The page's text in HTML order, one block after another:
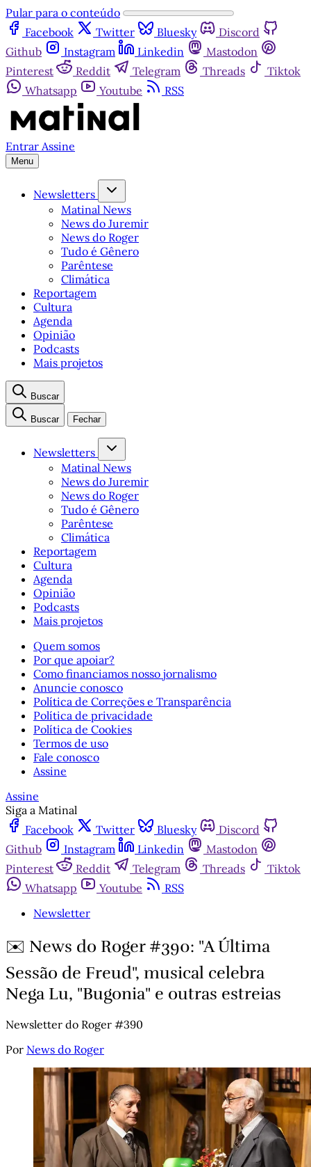
Pular para o conteúdo
Facebook
Twitter Bluesky
Discord
Github
Instagram Linkedin
Mastodon
Pinterest
Reddit Telegram Threads
Tiktok
Whatsapp
Youtube RSS
Entrar Assine
Menu
Newsletters
Matinal News
News do Juremir
News do Roger
Tudo é Gênero
Parêntese
Climática
Reportagem
Cultura
Agenda
Opinião
Podcasts
Mais projetos
Buscar
Buscar Fechar
Newsletters
Matinal News
News do Juremir
News do Roger
Tudo é Gênero
Parêntese
Climática
Reportagem
Cultura
Agenda
Opinião
Podcasts
Mais projetos
Quem somos
Por que apoiar?
Como financiamos nosso jornalismo
Anuncie conosco
Política de Correções e Transparência
Política de privacidade
Política de Cookies
Termos de uso
Fale conosco
Assine
Assine
Siga a Matinal
Facebook
Twitter Bluesky
Discord
Github
Instagram Linkedin
Mastodon
Pinterest
Reddit Telegram Threads
Tiktok
Whatsapp
Youtube
RSS
Newsletter
✉️ News do Roger #390: "A Última
Sessão de Freud", musical celebra
Nega Lu, "Bugonia" e outras estreias
Newsletter do Roger #390
Por News do Roger